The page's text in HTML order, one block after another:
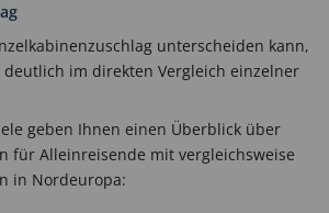
unterscheiden kann,
im direkten Vergleich einzelner
geben Ihnen einen Überblick über
für Alleinreisende mit vergleichsweise
in Nordeuropa: